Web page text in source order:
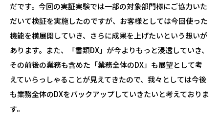
だです。今回の実証実験では一部の対象部門様にご協力いた
だいて検証を実施したのですが、お客様としては今回使った
機能を横展開していき、さらに成果を上げたいという想いが
あります。また、「書類DX」が今よりもっと浸透していき、
その前後の業務も含めた「業務全体のDX」も展望として考
えていらっしゃることが見えてきたので、我々としては今後
も業務全体のDXをバックアップしていきたいと考えておりま
す。